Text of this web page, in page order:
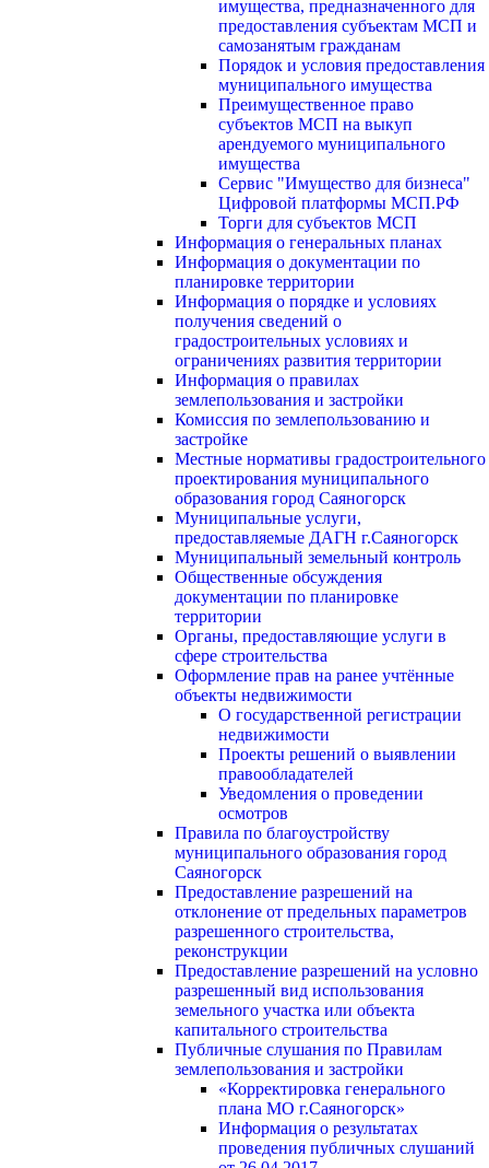
имущества, предназначенного для
предоставления субъектам МСП и
самозанятым гражданам
Порядок и условия предоставления
муниципального имущества
Преимущественное право
субъектов МСП на выкуп
арендуемого муниципального
имущества
Сервис "Имущество для бизнеса"
Цифровой платформы МСП.РФ
Торги для субъектов МСП
Информация о генеральных планах
Информация о документации по
планировке территории
Информация о порядке и условиях
получения сведений о
градостроительных условиях и
ограничениях развития территории
Информация о правилах
землепользования и застройки
Комиссия по землепользованию и
застройке
Местные нормативы градостроительного
проектирования муниципального
образования город Саяногорск
Муниципальные услуги,
предоставляемые ДАГН г.Саяногорск
Муниципальный земельный контроль
Общественные обсуждения
документации по планировке
территории
Органы, предоставляющие услуги в
сфере строительства
Оформление прав на ранее учтённые
объекты недвижимости
О государственной регистрации
недвижимости
Проекты решений о выявлении
правообладателей
Уведомления о проведении
осмотров
Правила по благоустройству
муниципального образования город
Саяногорск
Предоставление разрешений на
отклонение от предельных параметров
разрешенного строительства,
реконструкции
Предоставление разрешений на условно
разрешенный вид использования
земельного участка или объекта
капитального строительства
Публичные слушания по Правилам
землепользования и застройки
«Корректировка генерального
плана МО г.Саяногорск»
Информация о результатах
проведения публичных слушаний